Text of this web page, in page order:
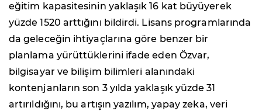
eğitim kapasitesinin yaklaşık 16 kat büyüyerek
yüzde 1520 arttığını bildirdi. Lisans programlarında
da geleceğin ihtiyaçlarına göre benzer bir
planlama yürüttüklerini ifade eden Özvar,
bilgisayar ve bilişim bilimleri alanındaki
kontenjanların son 3 yılda yaklaşık yüzde 31
artırıldığını, bu artışın yazılım, yapay zeka, veri